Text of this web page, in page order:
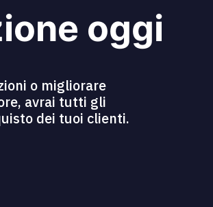
oggi
o migliorare
avrai tutti gli
dei tuoi clienti.